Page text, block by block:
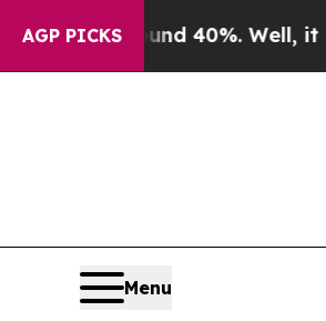
AGP PICKS
Around 40%. Well, it Didn’t
Menu